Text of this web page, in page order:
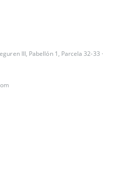
III, Pabellón 1, Parcela 32-33 ·